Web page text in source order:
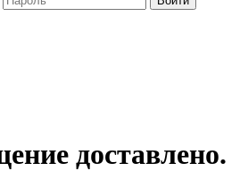
доставлено.